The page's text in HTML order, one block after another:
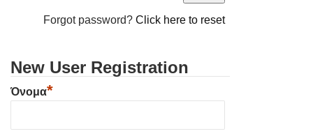
Forgot password?Click here to reset
New User Registration
Όνομα*